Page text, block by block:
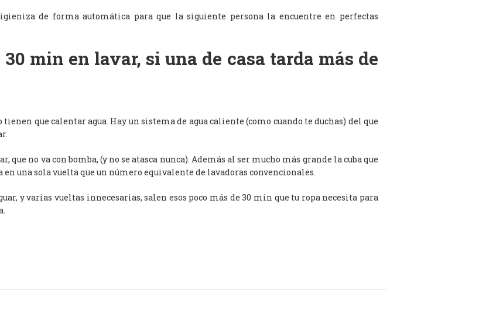
de forma automática para que la siguiente persona la encuentre en perfectas
min en lavar, si una de casa tarda más de
que calentar agua. Hay un sistema de agua caliente (como cuando te duchas) del que
no va con bomba, (y no se atasca nunca). Además al ser mucho más grande la cuba que
en una sola vuelta que un número equivalente de lavadoras convencionales.
y varias vueltas innecesarias, salen esos poco más de 30 min que tu ropa necesita para